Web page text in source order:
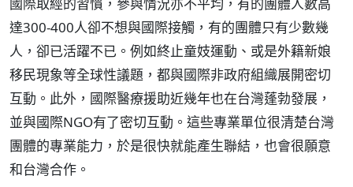
達300-400人卻不想與國際接觸，有的團體只有少數幾
人，卻已活躍不已。例如終止童妓運動、或是外籍新娘
移民現象等全球性議題，都與國際非政府組織展開密切
互動。此外，國際醫療援助近幾年也在台灣蓬勃發展，
並與國際NGO有了密切互動。這些專業單位很清楚台灣
團體的專業能力，於是很快就能產生聯結，也會很願意
和台灣合作。